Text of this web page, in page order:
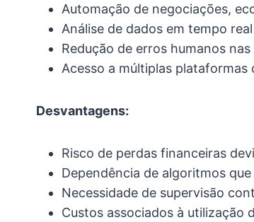
Automação de negociações,
Análise de dados em tempo
Redução de erros humanos
Acesso a múltiplas plataformas
Desvantagens:
Risco de perdas financeiras
Dependência de algoritmos
Necessidade de supervisão
Custos associados à utilização